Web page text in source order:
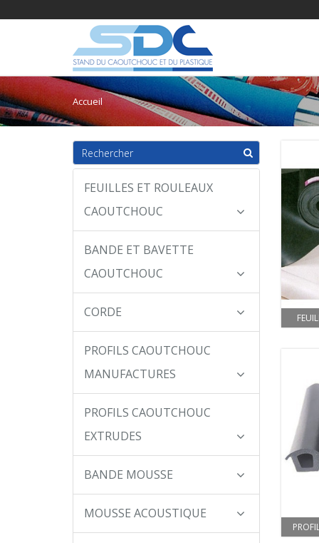
Accueil
FEUILLES ET ROULEAUX
CAOUTCHOUC
BANDE ET BAVETTE
CAOUTCHOUC
CORDE
PROFILS CAOUTCHOUC
MANUFACTURES
PROFILS CAOUTCHOUC
EXTRUDES
BANDE MOUSSE
MOUSSE ACOUSTIQUE